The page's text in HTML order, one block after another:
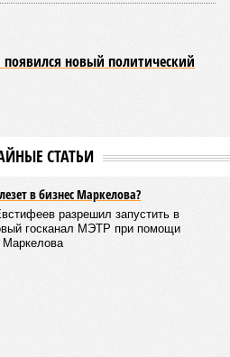
национальной борьбы
С того периода дисциплина
возрождения, сохраняя при
многовековыми народными
демонстрирует рост
школы № 11 состоялось
центра
имеет все необходимые
спортсменов
первый официальный
в котором приняли
районов Чувашии; турнир